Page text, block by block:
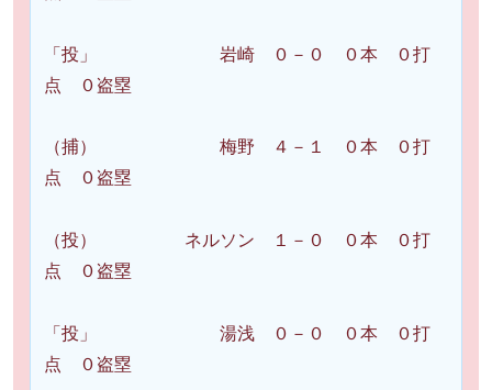
「投」 岩崎 ０－０ ０本 ０打
点 ０盗塁
（捕） 梅野 ４－１ ０本 ０打
点 ０盗塁
（投） ネルソン １－０ ０本 ０打
点 ０盗塁
「投」 湯浅 ０－０ ０本 ０打
点 ０盗塁